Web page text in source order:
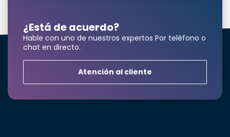
¿Necesita una
cantidad mayor?
¿Está de acuerdo?
Hable con uno de nuestros expertos Por teléfono o
chat en directo.
Atención al cliente